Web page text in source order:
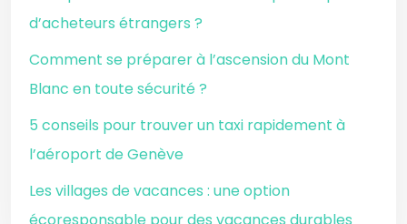
d’acheteurs étrangers ?
Comment se préparer à l’ascension du Mont
Blanc en toute sécurité ?
5 conseils pour trouver un taxi rapidement à
l’aéroport de Genève
Les villages de vacances : une option